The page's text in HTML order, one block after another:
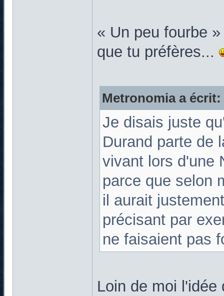
« Un peu fourbe
que tu préfères...
Metronomia a écrit:
Je disais juste
Durand parte de
vivant lors d'une
parce que selon
il aurait
précisant par
ne faisaient pas
Loin de moi l'idée